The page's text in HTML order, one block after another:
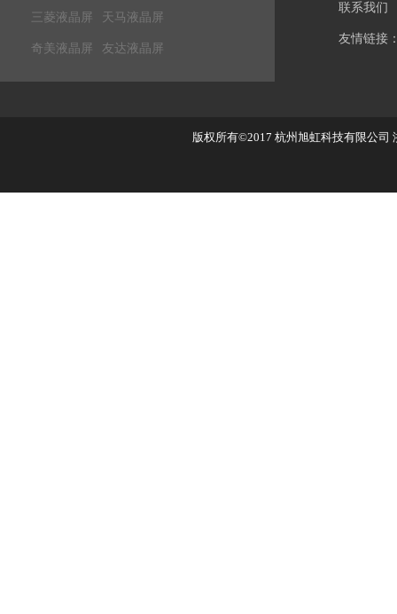
三菱液晶屏 天马液晶屏
奇美液晶屏 友达液晶屏
联系我们
友情链接
版权所有©2017 杭州旭虹科技有限公司